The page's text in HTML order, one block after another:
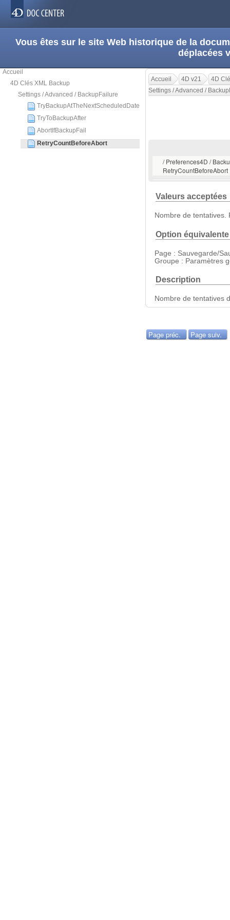
Vous êtes sur le site Web historique de la
déplacées
Accueil
4D Clés XML Backup
Settings / Advanced / BackupFailure
TryBackupAtTheNextScheduledDate
TryToBackupAfter
AbortIfBackupFail
RetryCountBeforeAbort
Accueil 4D v21
4D
Settings / Advanced /
/ Preferences4D /
RetryCountBeforeAbort
Valeurs acceptées
Nombre de tentatives.
Option
Page : Sauvegarde/
Groupe : Paramètres
Description
Nombre de tentatives
Page préc. Page suiv.